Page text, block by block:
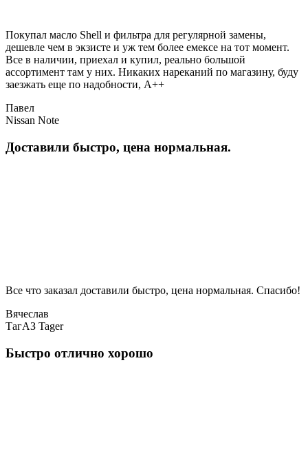
Покупал масло Shell и фильтра для регулярной замены,
дешевле чем в экзисте и уж тем более емексе на тот момент.
Все в наличии, приехал и купил, реально большой
ассортимент там у них. Никаких нареканий по магазину, буду
заезжать еще по надобности, A++
Павел
Nissan Note
Доставили быстро, цена нормальная.
Все что заказал доставили быстро, цена нормальная. Спасибо!
Вячеслав
ТагАЗ Tager
Быстро отлично хорошо